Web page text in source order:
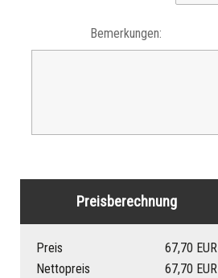
Bemerkungen:
Preisberechnung
Preis
67,70 EUR
Nettopreis
67,70 EUR